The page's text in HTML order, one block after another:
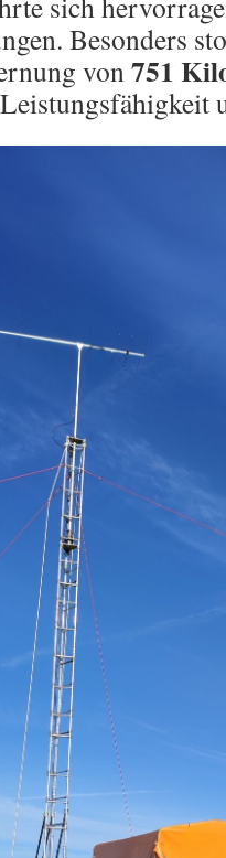
Besonders
von 751